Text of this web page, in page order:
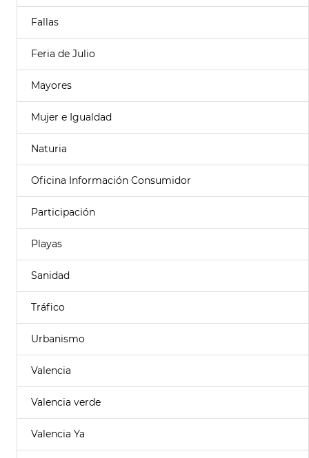
Fallas
Feria de Julio
Mayores
Mujer e Igualdad
Naturia
Oficina Información Consumidor
Participación
Playas
Sanidad
Tráfico
Urbanismo
Valencia
Valencia verde
Valencia Ya